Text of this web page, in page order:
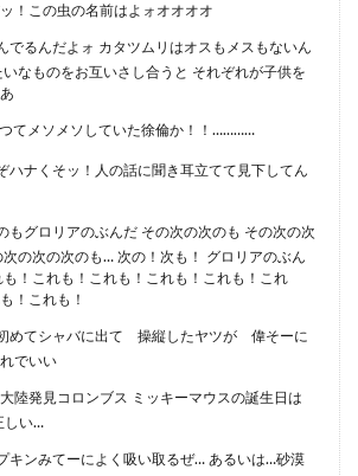
！この虫の名前はよォオオオオ
でるんだよォ カタツムリはオスもメスもないん
なものをお互いさし合うと それぞれが子供を
つてメソメソしていた徐倫か！！…………
ハナくそッ！人の話に聞き耳立てて見下してん
もグロリアのぶんだ その次の次のも その次の次
の次の次のも… 次の！次も！ グロリアのぶん
！これも！これも！これも！これも！これ
！これも！
めてシャバに出て 操縦したヤツが 偉そーに
でいい
陸発見コロンブス ミッキーマウスの誕生日は
しい…
キンみてーによく吸い取るぜ… あるいは…砂漠